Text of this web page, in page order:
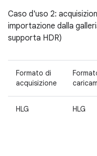
Caso d'uso 2:
importazione dalla
supporta HDR)
Formato di
acquisizione
HLG HLG